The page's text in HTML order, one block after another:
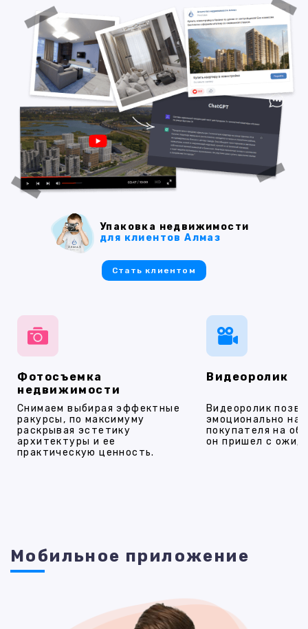
Фотосъемка
недвижимости
Снимаем выбирая эффектные
ракурсы, по максимуму
раскрывая эстетику
архитектуры и ее
практическую ценность.
Видеоролик
Видеоролик
эмоционально
покупателя на
он пришел с
Упаковка недвижимости
для клиентов Алмаз
Стать клиентом
Мобильное приложение